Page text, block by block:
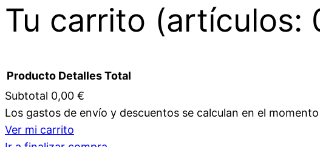
Tu carrito (artículos:
Productos
Producto DetallesTotal
Subtotal 0,00 €
Los gastos de envío y descuentos se calculan en el
Ver mi carrito